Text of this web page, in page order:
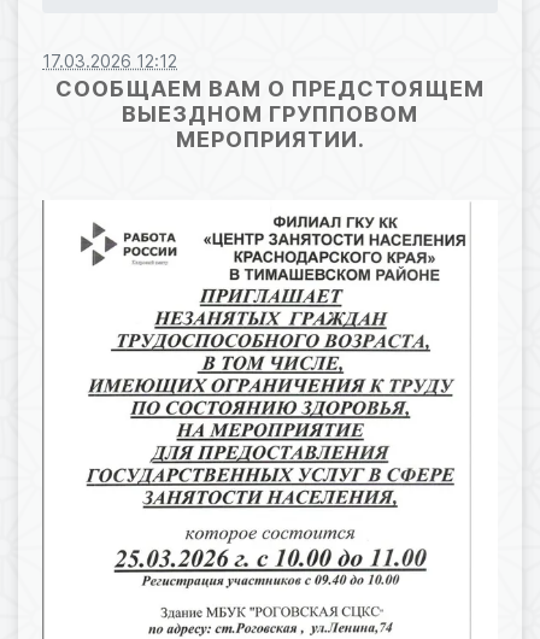
17.03.2026 12:12
СООБЩАЕМ ВАМ О ПРЕДСТОЯЩЕМ
ВЫЕЗДНОМ ГРУППОВОМ
МЕРОПРИЯТИИ.